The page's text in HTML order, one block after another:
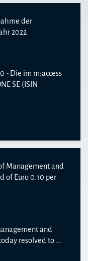
der
2022
- Die im m:access
SE (ISIN
Management and
of Euro 0.10 per
and
resolved to ...